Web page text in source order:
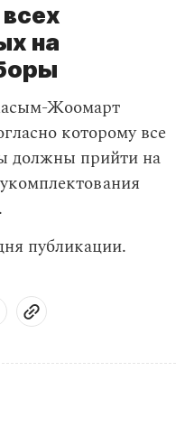
на
Жоомарт
которому все
должны прийти на
публикации.